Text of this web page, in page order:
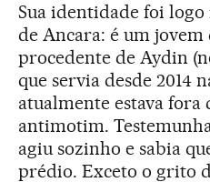
Sua identidade foi
de Ancara: é um jovem
procedente de Aydin
que servia desde 2014
atualmente estava fora
antimotim.
agiu sozinho e sabia
prédio. Exceto o grito